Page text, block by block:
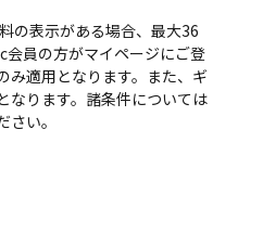
の表示がある場合、最大36
員の方がマイページにご登
み適用となります。また、ギ
なります。諸条件については
さい。